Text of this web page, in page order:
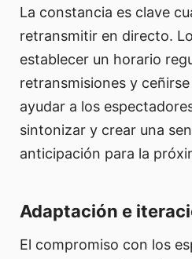
La constancia es clave
retransmitir en directo.
establecer un horario
retransmisiones y
ayudar a los
sintonizar y crear una
anticipación para la
Adaptación e
El compromiso con los